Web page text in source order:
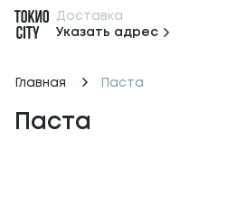
Доставка
Указать адрес
Главная Паста
Паста